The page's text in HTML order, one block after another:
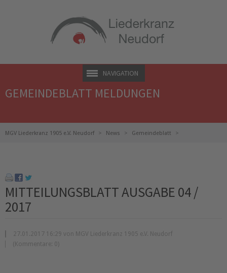
NAVIGATION
GEMEINDEBLATT MELDUNGEN
MGV Liederkranz 1905 e.V. Neudorf News Gemeindeblatt
MITTEILUNGSBLATT AUSGABE 04 /
2017
27.01.2017 16:29 von MGV Liederkranz 1905 e.V. Neudorf
(Kommentare: 0)